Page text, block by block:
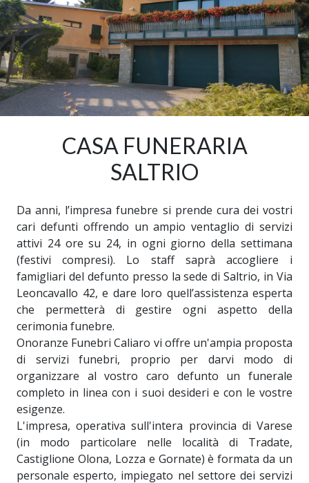
CASA FUNERARIA
SALTRIO
Da anni, l’impresa funebre si prende cura dei vostri
cari defunti offrendo un ampio ventaglio di servizi
attivi 24 ore su 24, in ogni giorno della settimana
(festivi compresi). Lo staff saprà accogliere i
famigliari del defunto presso la sede di Saltrio, in Via
Leoncavallo 42, e dare loro quell’assistenza esperta
che permetterà di gestire ogni aspetto della
cerimonia funebre.
Onoranze Funebri Caliaro vi offre un'ampia proposta
di servizi funebri, proprio per darvi modo di
organizzare al vostro caro defunto un funerale
completo in linea con i suoi desideri e con le vostre
esigenze.
L'impresa, operativa sull'intera provincia di Varese
(in modo particolare nelle località di Tradate,
Castiglione Olona, Lozza e Gornate) è formata da un
personale esperto, impiegato nel settore dei servizi